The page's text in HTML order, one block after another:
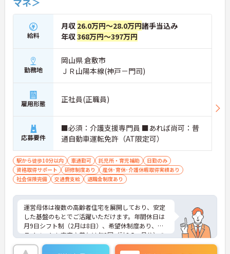
給料
月収 26.0万円～28.0万円諸手当込み
年収368万円～397万円
勤務地
岡山県 倉敷市
ＪＲ山陽本線(神戸－門司)
雇用形態 正社員(正職員)
応募要件
■必須：介護支援専門員 ■あれば尚可：普
通自動車運転免許（AT限定可）
駅から徒歩10分以内 車通勤可 託児所・育児補助
日勤のみ
資格取得サポート
研修制度あり
産休･育休･介護休暇取得実績あり
社会保険完備
交通費支給 退職金制度あり
運営母体は複数の高齢者住宅を展開しており、安定
した基盤のもとでご活躍いただけます。年間休日は
月9日シフト制（2月は8日）、希望休制度あり、プ
ライベートも充実♪賞与は年2回（計2.5ヶ月分）の
実績があり、頑張りが評価される環境です。社員給